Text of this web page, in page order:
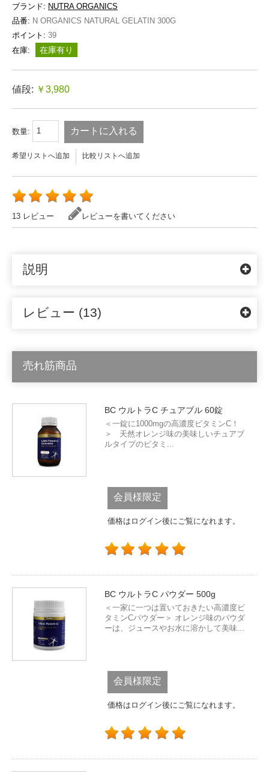
ブランド: NUTRA ORGANICS
品番: N ORGANICS NATURAL GELATIN 300G
ポイント: 39
在庫:
在庫有り
値段: ￥3,980
数量: カートに入れる
希望リストへ追加 比較リストへ追加
13 レビュー レビューを書いてください
説明
レビュー (13)
売れ筋商品
BC ウルトラC チュアブル 60錠
＜一錠に1000mgの高濃度ビタミンC！
＞ 天然オレンジ味の美味しいチュアブ
ルタイプのビタミ...
会員様限定
価格はログイン後にご覧になれます。
BC ウルトラC パウダー 500g
＜一家に一つは置いておきたい高濃度ビ
タミンCパウダー＞ オレンジ味のパウダ
ーは、ジュースやお水に溶かして美味...
会員様限定
価格はログイン後にご覧になれます。